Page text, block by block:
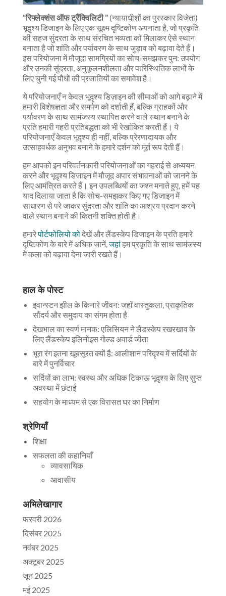
“रिफ्लेक्शंस ऑफ ट्रैंक्विलिटी ”(न्यायाधीशों का पुरस्कार विजेता)
भूदृश्य डिजाइन के लिए एक सूक्ष्म दृष्टिकोण अपनाता है, जो प्रकृति
की सहज सुंदरता के साथ संरचित भव्यता को मिलाकर ऐसे स्थान
बनाता है जो शांति और पर्यावरण के साथ जुड़ाव को बढ़ावा देते हैं।
इस परियोजना में मौजूदा सामग्रियों का सोच-समझकर पुन: उपयोग
और उनकी सुंदरता, अनुकूलनशीलता और पारिस्थितिक लाभों के
लिए चुनी गई पौधों की प्रजातियों का समावेश है।
ये परियोजनाएँ न केवल भूदृश्य डिज़ाइन की सीमाओं को आगे बढ़ाने में
हमारी विशेषज्ञता और समर्पण को दर्शाती हैं, बल्कि ग्राहकों और
पर्यावरण के साथ सामंजस्य स्थापित करने वाले स्थान बनाने के
प्रति हमारी गहरी प्रतिबद्धता को भी रेखांकित करती हैं। ये
परियोजनाएँ केवल भूदृश्य ही नहीं, बल्कि प्रेरणादायक और
उत्साहवर्धक अनुभव बनाने के हमारे दर्शन को मूर्त रूप देती हैं।
हम आपको इन परिवर्तनकारी परियोजनाओं का गहराई से अध्ययन
करने और भूदृश्य डिजाइन में मौजूद अपार संभावनाओं को जानने के
लिए आमंत्रित करते हैं। इन उपलब्धियों का जश्न मनाते हुए, हमें यह
याद दिलाया जाता है कि सोच-समझकर किए गए डिजाइन में
साधारण से परे जाकर सुंदरता और शांति का आश्रय प्रदान करने
वाले स्थान बनाने की कितनी शक्ति होती है।
हमारेपोर्टफोलियो कोदेखें और लैंडस्केप डिजाइन के प्रति हमारे
दृष्टिकोण के बारे में अधिक जानें,जहांहम प्रकृति के साथ सामंजस्य
में कला को बढ़ावा देना जारी रखते हैं।
हाल के पोस्ट
इवान्स्टन झील के किनारे जीवन: जहाँ वास्तुकला, प्राकृतिक
सौंदर्य और समुदाय का संगम होता है
देखभाल का स्वर्ण मानक: एलिसियन ने लैंडस्केप रखरखाव के
लिए लैंडस्केप इलिनोइस गोल्ड अवार्ड जीता
भूरा रंग इतना खूबसूरत क्यों है: आलीशान परिदृश्य में सर्दियों के
बारे में पुनर्विचार
सर्दियों का लाभ: स्वस्थ और अधिक टिकाऊ भूदृश्य के लिए सुप्त
अवस्था में छंटाई
सहयोग के माध्यम से एक विरासत घर का निर्माण
श्रेणियाँ
शिक्षा
सफलता की कहानियाँ
व्यावसायिक
आवासीय
अभिलेखागार
फरवरी 2026
दिसंबर 2025
नवंबर 2025
अक्टूबर 2025
जून 2025
मई 2025